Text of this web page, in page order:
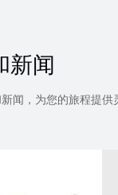
新闻
闻，为您的旅程提供